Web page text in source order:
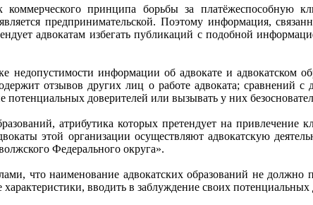
принципа борьбы за платёжеспособную
является предпринимательской. Поэтому информация,
адвокатам избегать публикаций с подобной
информации об адвокате и адвокатском
отзывов других лиц о работе адвоката; сравнений
потенциальных доверителей или вызывать у них
атрибутика которых претендует на
этой организации осуществляют адвокатскую
Федерального округа».
что наименование адвокатских образований не должно
вводить в заблуждение своих потенциальных